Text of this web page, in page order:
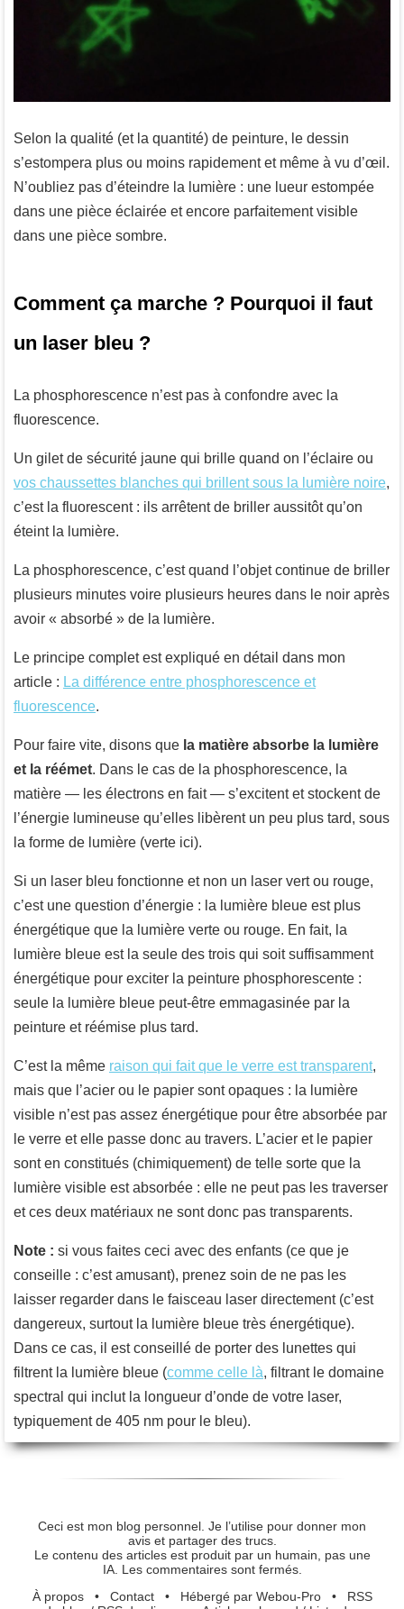
Selon la qualité (et la quantité) de peinture, le dessin
s’estompera plus ou moins rapidement et même à vu d’œil.
N’oubliez pas d’éteindre la lumière : une lueur estompée
dans une pièce éclairée et encore parfaitement visible
dans une pièce sombre.
Comment ça marche ? Pourquoi il faut
un laser bleu ?
La phosphorescence n’est pas à confondre avec la
fluorescence.
Un gilet de sécurité jaune qui brille quand on l’éclaire ou
vos chaussettes blanches qui brillent sous la lumière noire,
c’est la fluorescent : ils arrêtent de briller aussitôt qu’on
éteint la lumière.
La phosphorescence, c’est quand l’objet continue de briller
plusieurs minutes voire plusieurs heures dans le noir après
avoir « absorbé » de la lumière.
Le principe complet est expliqué en détail dans mon
article : La différence entre phosphorescence et
fluorescence.
Pour faire vite, disons que la matière absorbe la lumière
et la réémet. Dans le cas de la phosphorescence, la
matière — les électrons en fait — s’excitent et stockent de
l’énergie lumineuse qu’elles libèrent un peu plus tard, sous
la forme de lumière (verte ici).
Si un laser bleu fonctionne et non un laser vert ou rouge,
c’est une question d’énergie : la lumière bleue est plus
énergétique que la lumière verte ou rouge. En fait, la
lumière bleue est la seule des trois qui soit suffisamment
énergétique pour exciter la peinture phosphorescente :
seule la lumière bleue peut-être emmagasinée par la
peinture et réémise plus tard.
C’est la même raison qui fait que le verre est transparent,
mais que l’acier ou le papier sont opaques : la lumière
visible n’est pas assez énergétique pour être absorbée par
le verre et elle passe donc au travers. L’acier et le papier
sont en constitués (chimiquement) de telle sorte que la
lumière visible est absorbée : elle ne peut pas les traverser
et ces deux matériaux ne sont donc pas transparents.
Note : si vous faites ceci avec des enfants (ce que je
conseille : c’est amusant), prenez soin de ne pas les
laisser regarder dans le faisceau laser directement (c’est
dangereux, surtout la lumière bleue très énergétique).
Dans ce cas, il est conseillé de porter des lunettes qui
filtrent la lumière bleue (comme celle là, filtrant le domaine
spectral qui inclut la longueur d’onde de votre laser,
typiquement de 405 nm pour le bleu).
Ceci est mon blog personnel. Je l’utilise pour donner mon
avis et partager des trucs.
Le contenu des articles est produit par un humain, pas une
IA. Les commentaires sont fermés.
À propos• Contact• Hébergé par Webou-Pro• RSS